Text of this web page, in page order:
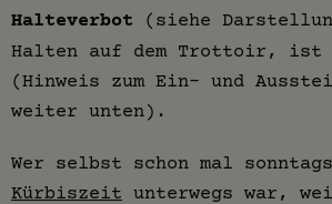
Halteverbot (siehe
Halten auf dem Trottoir, ist
(Hinweis zum Ein- und
weiter unten).
Wer selbst schon mal
Kürbiszeit unterwegs war,